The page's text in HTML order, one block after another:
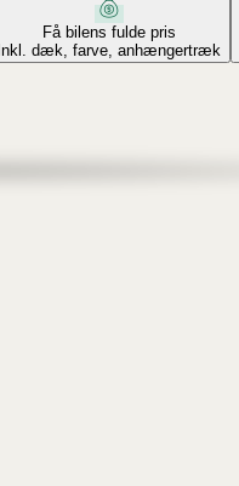
Få bilens fulde pris
Inkl. dæk, farve, anhængertræk